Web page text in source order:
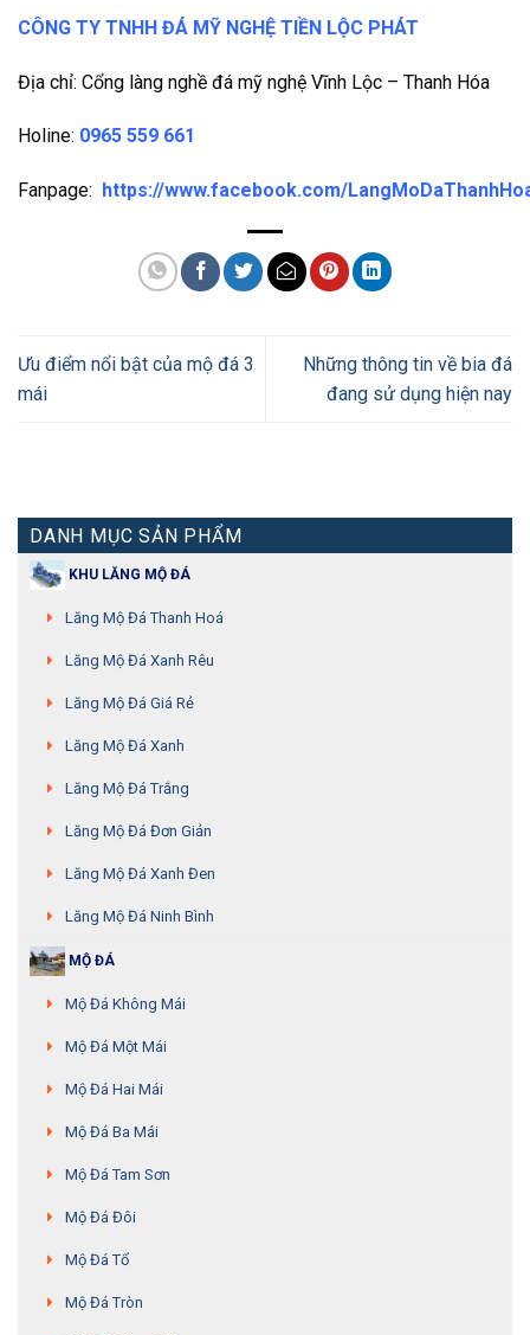
CÔNG TY TNHH ĐÁ MỸ NGHỆ TIỀN LỘC PHÁT
Địa chỉ: Cổng làng nghề đá mỹ nghệ Vĩnh Lộc – Thanh Hóa
Holine: 0965 559 661
Fanpage: https://www.facebook.com/
Ưu điểm nổi bật của mộ đá 3
mái
Những thông tin về bia đá
đang sử dụng hiện nay
DANH MỤC SẢN PHẨM
KHU LĂNG MỘ ĐÁ
Lăng Mộ Đá Thanh Hoá
Lăng Mộ Đá Xanh Rêu
Lăng Mộ Đá Giá Rẻ
Lăng Mộ Đá Xanh
Lăng Mộ Đá Trắng
Lăng Mộ Đá Đơn Giản
Lăng Mộ Đá Xanh Đen
Lăng Mộ Đá Ninh Bình
MỘ ĐÁ
Mộ Đá Không Mái
Mộ Đá Một Mái
Mộ Đá Hai Mái
Mộ Đá Ba Mái
Mộ Đá Tam Sơn
Mộ Đá Đôi
Mộ Đá Tổ
Mộ Đá Tròn